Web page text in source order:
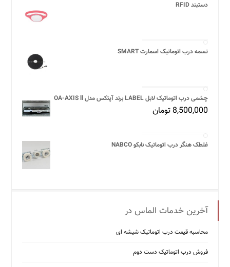
دستبند RFID
تسمه درب اتوماتیک اسمارت SMART
چشمی درب اتوماتیک لابل LABEL برند آپتکس مدل OA-AXIS ll
8,500,000 تومان
غلطک هنگر درب اتوماتیک نابکو NABCO
آخرین خدمات الماس در
محاسبه قیمت درب اتوماتیک شیشه ‌ای
فروش درب اتوماتیک دست دوم